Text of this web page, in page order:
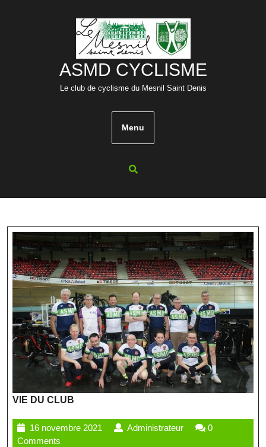
ASMD CYCLISME
Le club de cyclisme du Mesnil Saint Denis
Menu
VIE DU CLUB
16 novembre 2021 AdministrateurAdministrateur
0
Comments